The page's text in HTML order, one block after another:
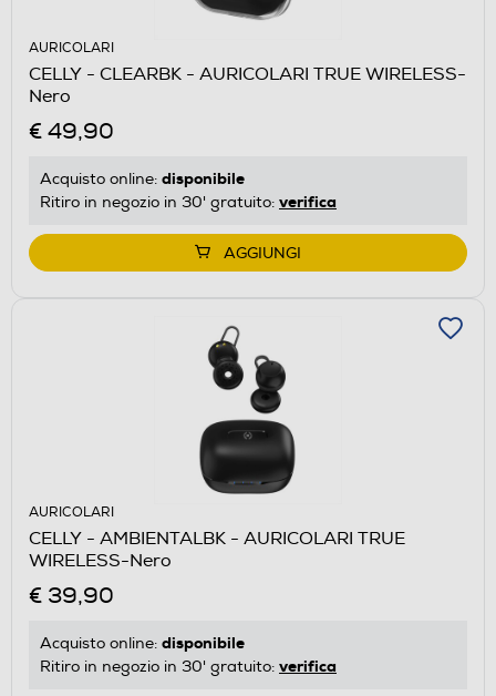
AURICOLARI
CELLY - CLEARBK - AURICOLARI TRUE WIRELESS-
Nero
€ 49,90
Acquisto online: disponibile
Ritiro in negozio in 30' gratuito: verifica
AGGIUNGI
AURICOLARI
CELLY - AMBIENTALBK - AURICOLARI TRUE
WIRELESS-Nero
€ 39,90
Acquisto online: disponibile
Ritiro in negozio in 30' gratuito: verifica